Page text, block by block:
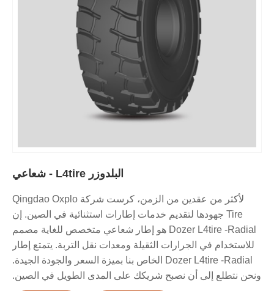
البلدوزر L4tire - شعاعي
لأكثر من عقدين من الزمن، كرست شركة Qingdao Oxplo
Tire جهودها لتقديم خدمات إطارات استثنائية في الصين. إن
Dozer L4tire -Radial هو إطار شعاعي متخصص للغاية مصمم
للاستخدام في الجرارات الثقيلة ومعدات نقل التربة. يتمتع إطار
Dozer L4tire -Radial الخاص بنا بميزة السعر والجودة الجيدة.
ونحن نتطلع إلى أن نصبح شريكك على المدى الطويل في الصين.